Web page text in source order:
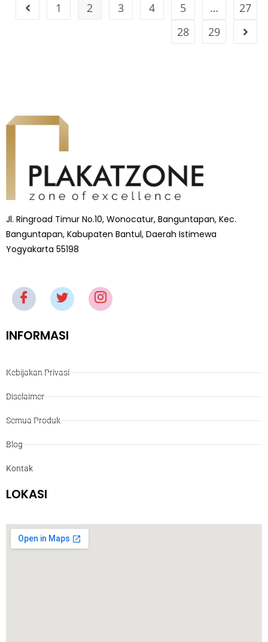
1 2 3 4 5 …
27
28
29
Jl. Ringroad Timur No.10, Wonocatur, Banguntapan, Kec.
Banguntapan, Kabupaten Bantul, Daerah Istimewa
Yogyakarta 55198
INFORMASI
Kebijakan Privasi
Disclaimer
Semua Produk
Blog
Kontak
LOKASI